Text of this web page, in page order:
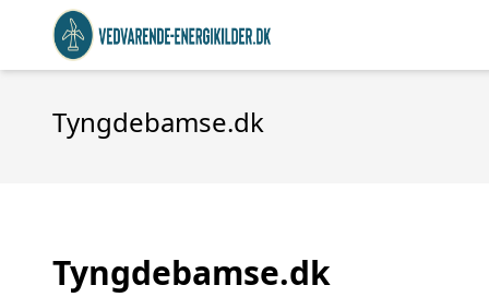
Tyngdebamse.dk
Tyngdebamse.dk